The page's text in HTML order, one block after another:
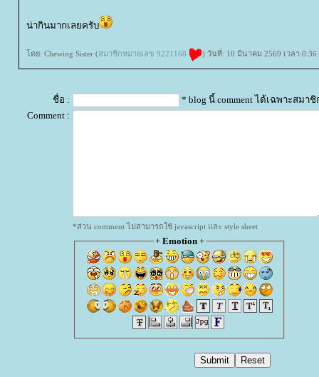
น่ากินมากเลยครับ
ดย: Chewing Sister (สมาชิกหมายเลข 9221168 ) วันที่: 10 มีนาคม 2569 เวลา
ชื่อ :
* blog นี้ comment ได้เฉพาะสมาชิ
Comment :
*ส่วน comment ไม่สามารถใช้ javascript และ style sheet
+ Emotion+